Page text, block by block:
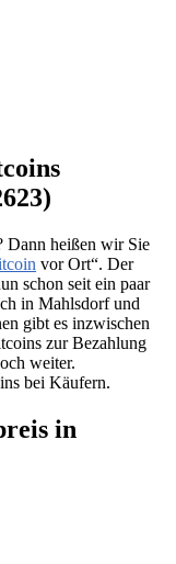
Dann heißen wir Sie
vor Ort“. Der
schon seit ein paar
in Mahlsdorf und
gibt es inzwischen
zur Bezahlung
weiter.
bei Käufern.
in